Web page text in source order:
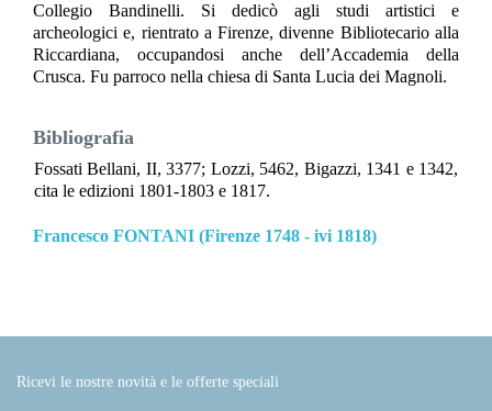
Collegio Bandinelli. Si dedicò agli studi artistici e
archeologici e, rientrato a Firenze, divenne Bibliotecario alla
Riccardiana, occupandosi anche dell’Accademia della
Crusca. Fu parroco nella chiesa di Santa Lucia dei Magnoli.
Bibliografia
Fossati Bellani, II, 3377; Lozzi, 5462, Bigazzi, 1341 e 1342,
cita le edizioni 1801-1803 e 1817.
Francesco FONTANI (Firenze 1748 - ivi 1818)
Ricevi le nostre novità e le offerte speciali